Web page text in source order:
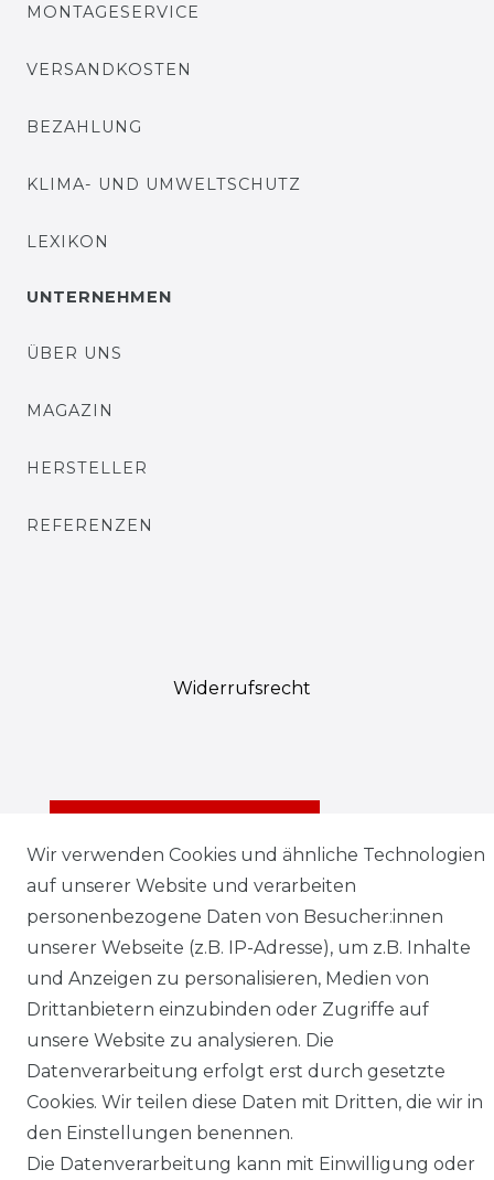
MONTAGESERVICE
VERSANDKOSTEN
BEZAHLUNG
KLIMA- UND UMWELTSCHUTZ
LEXIKON
UNTERNEHMEN
ÜBER UNS
MAGAZIN
HERSTELLER
REFERENZEN
Widerrufs­recht
Klimaprofis GmbH & Co. KG
Design & supervision by MILLER
© Copyright 2026 | Alle Rechte vorbehalten.
Wir verwenden Cookies und ähnliche Technologien
auf unserer Website und verarbeiten
personenbezogene Daten von Besucher:innen
unserer Webseite (z.B. IP-Adresse), um z.B. Inhalte
und Anzeigen zu personalisieren, Medien von
Drittanbietern einzubinden oder Zugriffe auf
unsere Website zu analysieren. Die
Datenverarbeitung erfolgt erst durch gesetzte
Cookies. Wir teilen diese Daten mit Dritten, die wir in
den Einstellungen benennen.
Die Datenverarbeitung kann mit Einwilligung oder